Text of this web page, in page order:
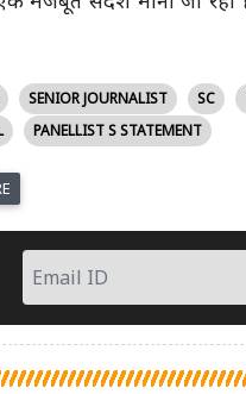
SENIOR JOURNALIST SC
PANELLIST S STATEMENT